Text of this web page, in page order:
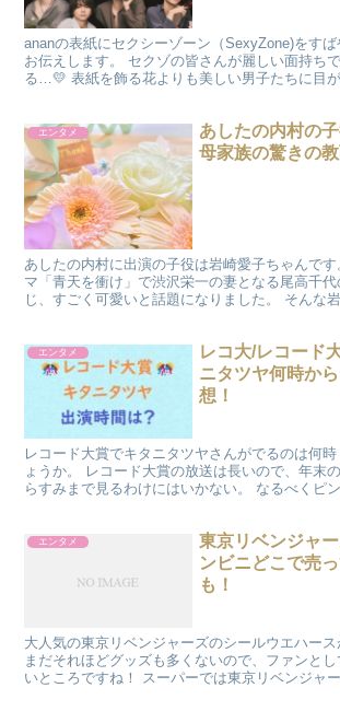
ananの表紙にセクシーゾーン（SexyZone)をす
お伝えします。 セクゾの皆さんが麗しい面持ち
る…💛 表紙を飾る花よりも美しい男子たちに目
エンタメ
あしたの内村の
母家族の驚きの
あしたの内村に出演の子役は岩崎愛子ちゃんで
マ「青天を衝け」で渋沢栄一の妻となる尾高千
じ、すごく可愛いと話題になりました。 そんな
エンタメ
レコ大/レコード
ニタツヤ何時か
想！
レコード大賞でキタニタツヤさんがでるのは何
ょうか。 レコード大賞の放送は長いので、年末
らすみまで見るわけにはいかない。 なるべくピ
エンタメ
東京リベンジャ
ンビニどこで売
も！
大人気の東京リベンジャーズのシールウエハース
まだそれほどグッズも多くないので、ファンと
いところですね！ スーパーでは東京リベンジャ